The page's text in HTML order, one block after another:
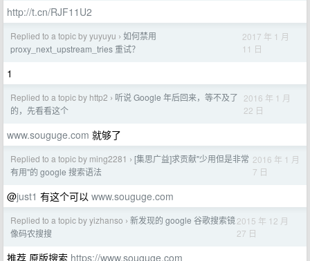
http://t.cn/RJF11U2
Replied to a topic by yuyuyu › 如何禁用
proxy_next_upstream_tries 重试？
2017 年 1 月
11 日
1
Replied to a topic by http2 › 听说 Google 年后回来，等不及了
的，先看看这个
2016 年 1 月
22 日
www.souguge.com 就够了
Replied to a topic by ming2281 › [集思广益]求贡献"少用但是非常
有用"的 google 搜索语法
2016 年 1 月
7 日
@just1 有这个可以 www.souguge.com
Replied to a topic by yizhanso › 新发现的 google 谷歌搜索镜
像码农搜搜
2015 年 12 月
27 日
推荐 原版搜索 https://www.souguge.com